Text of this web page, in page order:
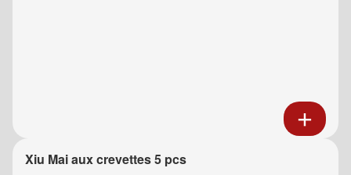
Xiu Mai aux crevettes 5 pcs